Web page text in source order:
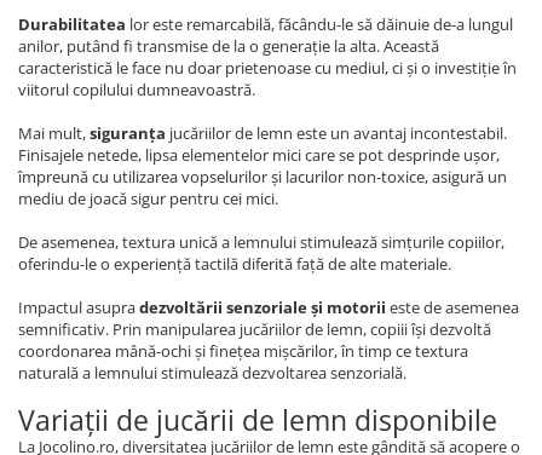
Durabilitatea lor este remarcabilă, făcându-le să dăinuie de-a lungul
anilor, putând fi transmise de la o generație la alta. Această
caracteristică le face nu doar prietenoase cu mediul, ci și o investiție în
viitorul copilului dumneavoastră.
Mai mult,siguranța jucăriilor de lemn este un avantaj incontestabil.
Finisajele netede, lipsa elementelor mici care se pot desprinde ușor,
împreună cu utilizarea vopselurilor și lacurilor non-toxice, asigură un
mediu de joacă sigur pentru cei mici.
De asemenea, textura unică a lemnului stimulează simțurile copiilor,
oferindu-le o experiență tactilă diferită față de alte materiale.
Impactul asupradezvoltării senzoriale și motorii este de asemenea
semnificativ. Prin manipularea jucăriilor de lemn, copiii își dezvoltă
coordonarea mână-ochi și finețea mișcărilor, în timp ce textura
naturală a lemnului stimulează dezvoltarea senzorială.
Variații de jucării de lemn disponibile
La Jocolino.ro, diversitatea jucăriilor de lemn este gândită să acopere o